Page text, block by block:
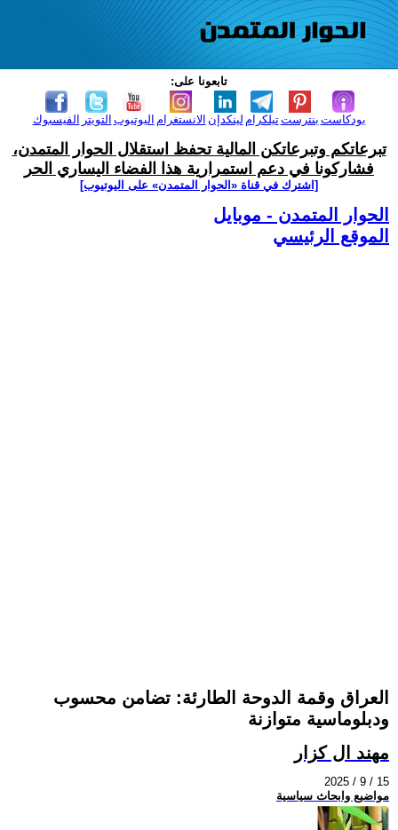
تابعونا على:
الفيسبوك التويتر اليوتيوب الانستغرام لينكدإن تيلكرامبنترست بودكاست
تبرعاتكم وتبرعاتكن المالية تحفظ استقلال الحوار المتمدن،
فشاركونا في دعم استمرارية هذا الفضاء اليساري الحر
[اشترك في قناة ‫«الحوار المتمدن» على اليوتيوب]
الحوار المتمدن - موبايل
الموقع الرئيسي
العراق وقمة الدوحة الطارئة: تضامن محسوب
ودبلوماسية متوازنة
مهند ال كزار
2025 / 9 / 15
مواضيع وابحاث سياسية